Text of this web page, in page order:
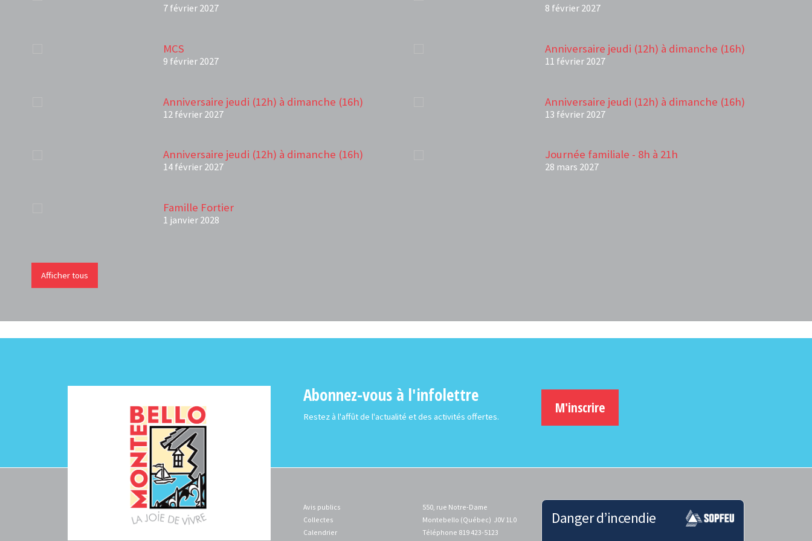
7 février 2027 8 février 2027
MCS
9 février 2027
Anniversaire jeudi (12h) à dimanche (16h)
11 février 2027
Anniversaire jeudi (12h) à dimanche (16h)
12 février 2027
Anniversaire jeudi (12h) à dimanche (16h)
13 février 2027
Anniversaire jeudi (12h) à dimanche (16h)
14 février 2027
Journée familiale - 8h à 21h
28 mars 2027
Famille Fortier
1 janvier 2028
Afficher tous
Abonnez-vous à l'infolettre
Restez à l'affût de l'actualité et des activités offertes.
M'inscrire
Avis publics
Collectes
Calendrier
550, rue Notre-Dame
Montebello (Québec) J0V 1L0
Téléphone 819 423-5123
Danger d’incendie